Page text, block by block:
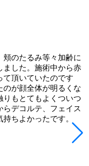
のたるみ等々加齢に
ました。施術中から赤
て頂いていたのです
のが顔全体が明るくな
りもとてもよくついつ
デコルテ、フェイス
ちよかったです。